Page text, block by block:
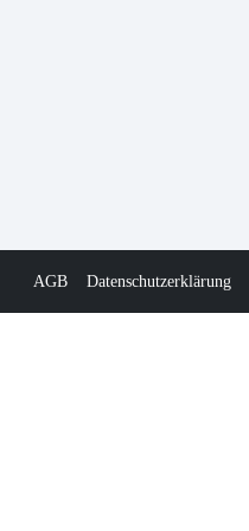
AGB Datenschutzerklärung